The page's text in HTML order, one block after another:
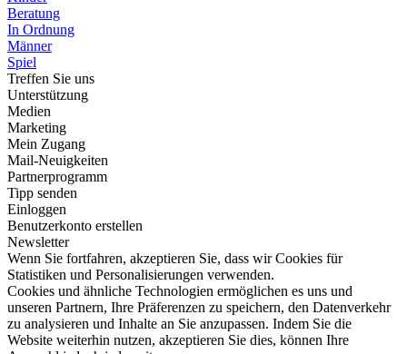
Beratung
In Ordnung
Männer
Spiel
Treffen Sie uns
Unterstützung
Medien
Marketing
Mein Zugang
Mail-Neuigkeiten
Partnerprogramm
Tipp senden
Einloggen
Benutzerkonto erstellen
Newsletter
Wenn Sie fortfahren, akzeptieren Sie, dass wir Cookies für
Statistiken und Personalisierungen verwenden.
Cookies und ähnliche Technologien ermöglichen es uns und
unseren Partnern, Ihre Präferenzen zu speichern, den Datenverkehr
zu analysieren und Inhalte an Sie anzupassen. Indem Sie die
Website weiterhin nutzen, akzeptieren Sie dies, können Ihre